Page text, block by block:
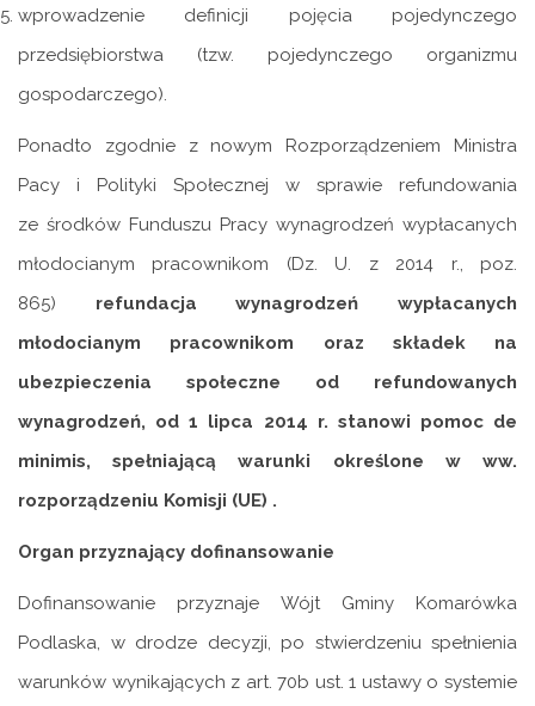
wprowadzenie definicji pojęcia pojedynczego
przedsiębiorstwa (tzw. pojedynczego organizmu
gospodarczego).
Ponadto zgodnie z nowym Rozporządzeniem Ministra
Pacy i Polityki Społecznej w sprawie refundowania
ze środków Funduszu Pracy wynagrodzeń wypłacanych
młodocianym pracownikom (Dz. U. z 2014 r., poz.
865) refundacja wynagrodzeń wypłacanych
młodocianym pracownikom oraz składek na
ubezpieczenia społeczne od refundowanych
wynagrodzeń, od 1 lipca 2014 r. stanowi pomoc de
minimis, spełniającą warunki określone w ww.
rozporządzeniu Komisji (UE) .
Organ przyznający dofinansowanie
Dofinansowanie przyznaje Wójt Gminy Komarówka
Podlaska, w drodze decyzji, po stwierdzeniu spełnienia
warunków wynikających z art. 70b ust. 1 ustawy o systemie